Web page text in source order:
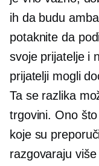
ih da budu
potaknite da
svoje prijatelje i
prijatelji mogli
Ta se razlika
trgovini. Ono
koje su
razgovaraju